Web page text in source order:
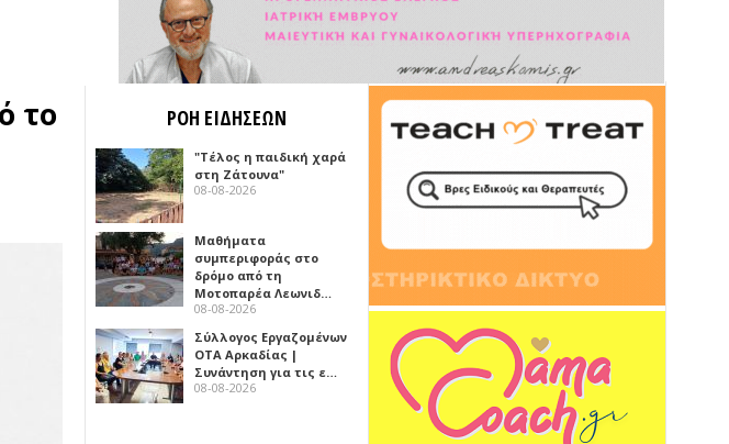
το
ΡΟΗ ΕΙΔΗΣΕΩΝ
"Τέλος η παιδική χαρά
στη Ζάτουνα"
08-08-2026
Μαθήματα
συμπεριφοράς στο
δρόμο από τη
Μοτοπαρέα Λεωνιδ…
08-08-2026
Σύλλογος Εργαζομένων
ΟΤΑ Αρκαδίας |
Συνάντηση για τις ε…
08-08-2026